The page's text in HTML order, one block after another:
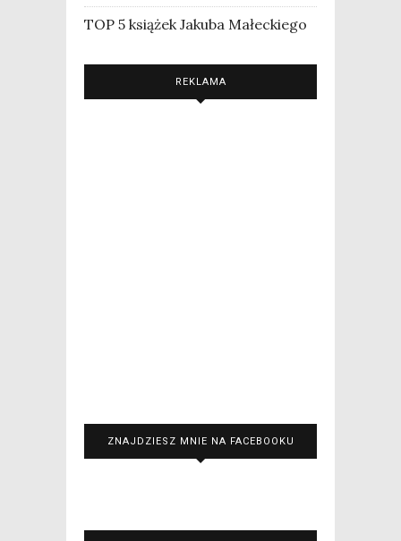
TOP 5 książek Jakuba Małeckiego
REKLAMA
ZNAJDZIESZ MNIE NA FACEBOOKU